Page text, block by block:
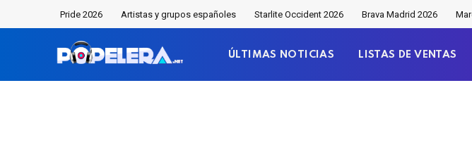
Pride 2026 Artistas y grupos españoles Starlite Occident 2026 Brava Madrid 2026
ÚLTIMAS NOTICIAS LISTAS DE VENTAS